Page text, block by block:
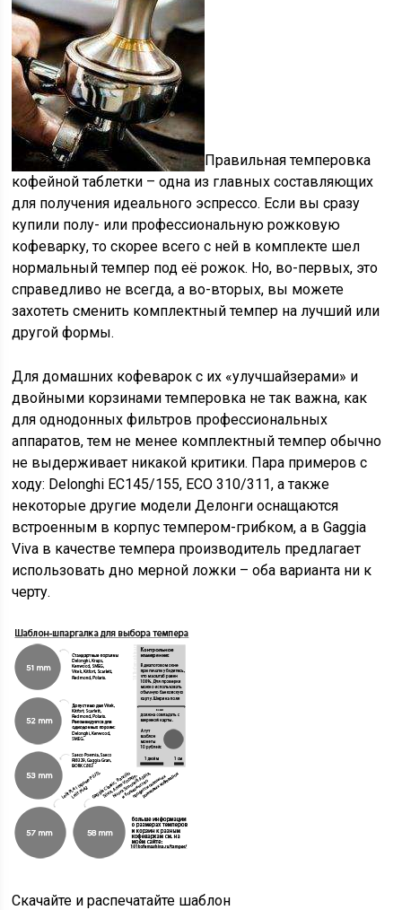
Правильная темперовка
кофейной таблетки – одна из главных составляющих
для получения идеального эспрессо. Если вы сразу
купили полу- или профессиональную рожковую
кофеварку, то скорее всего с ней в комплекте шел
нормальный темпер под её рожок. Но, во-первых, это
справедливо не всегда, а во-вторых, вы можете
захотеть сменить комплектный темпер на лучший или
другой формы.
Для домашних кофеварок с их «улучшайзерами» и
двойными корзинами темперовка не так важна, как
для однодонных фильтров профессиональных
аппаратов, тем не менее комплектный темпер обычно
не выдерживает никакой критики. Пара примеров с
ходу: Delonghi EC145/155, ECO 310/311, а также
некоторые другие модели Делонги оснащаются
встроенным в корпус темпером-грибком, а в Gaggia
Viva в качестве темпера производитель предлагает
использовать дно мерной ложки – оба варианта ни к
черту.
Скачайте и распечатайте шаблон